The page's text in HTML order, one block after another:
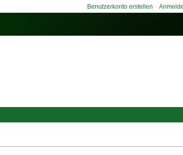
Benutzerkonto erstellen